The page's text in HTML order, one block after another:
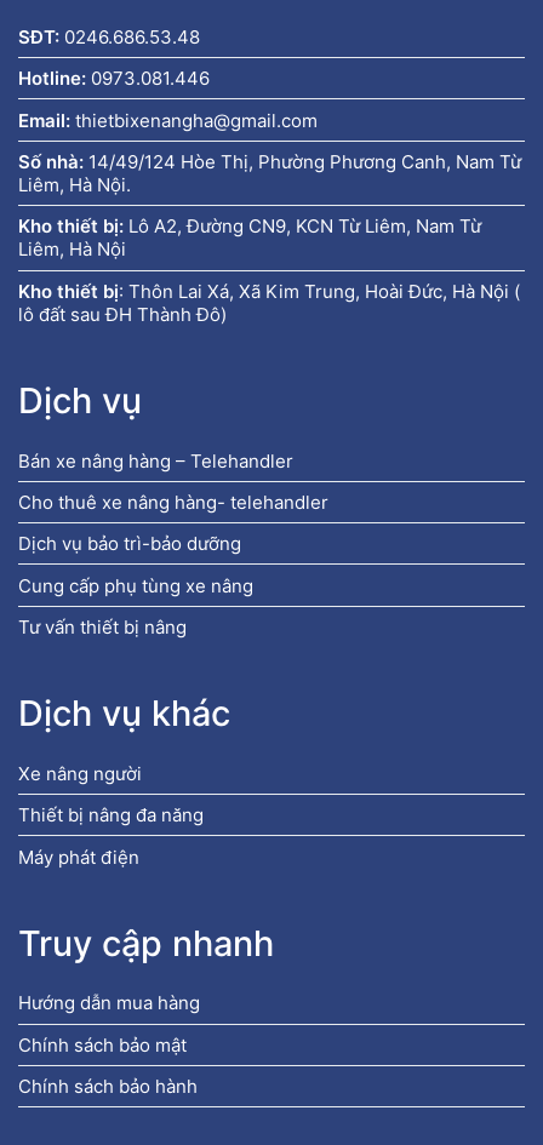
SĐT: 0246.686.53.48
Hotline: 0973.081.446
Email: thietbixenangha@gmail.com
Số nhà: 14/49/124 Hòe Thị, Phường Phương Canh, Nam Từ
Liêm, Hà Nội.
Kho thiết bị: Lô A2, Đường CN9, KCN Từ Liêm, Nam Từ
Liêm, Hà Nội
Kho thiết bị: Thôn Lai Xá, Xã Kim Trung, Hoài Đức, Hà Nội (
lô đất sau ĐH Thành Đô)
Dịch vụ
Bán xe nâng hàng – Telehandler
Cho thuê xe nâng hàng- telehandler
Dịch vụ bảo trì-bảo dưỡng
Cung cấp phụ tùng xe nâng
Tư vấn thiết bị nâng
Dịch vụ khác
Xe nâng người
Thiết bị nâng đa năng
Máy phát điện
Truy cập nhanh
Hướng dẫn mua hàng
Chính sách bảo mật
Chính sách bảo hành